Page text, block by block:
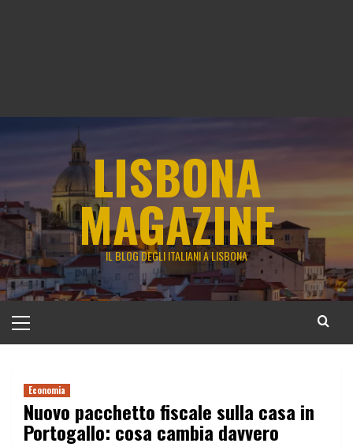
LISBONA
MAGAZINE
IL BLOG DEGLI ITALIANI A LISBONA
principale
Economia
Nuovo pacchetto fiscale sulla casa in
Portogallo: cosa cambia davvero